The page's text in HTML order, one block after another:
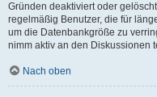
Gründen deaktiviert oder
regelmäßig Benutzer, die für
um die Datenbankgröße zu
nimm aktiv an den Diskussionen
Nach oben